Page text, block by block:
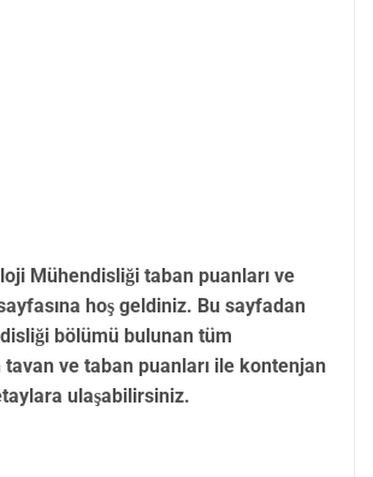
Mühendisliği taban puanları ve
hoş geldiniz. Bu sayfadan
bölümü bulunan tüm
ve taban puanları ile kontenjan
ulaşabilirsiniz.